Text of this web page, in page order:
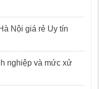
Nội giá rẻ Uy tín
nghiệp và mức xử